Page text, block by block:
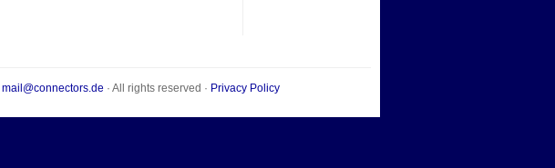
mail@connectors.de · All rights reserved · Privacy Policy